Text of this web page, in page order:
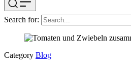
Search for:
Category Blog